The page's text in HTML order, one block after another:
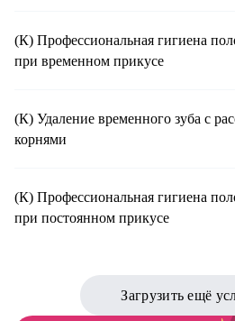
(К) Профессиональная гигиена
при временном прикусе
(К) Удаление временного зуба с
корнями
(К) Профессиональная гигиена
при постоянном прикусе
Загрузить ещё